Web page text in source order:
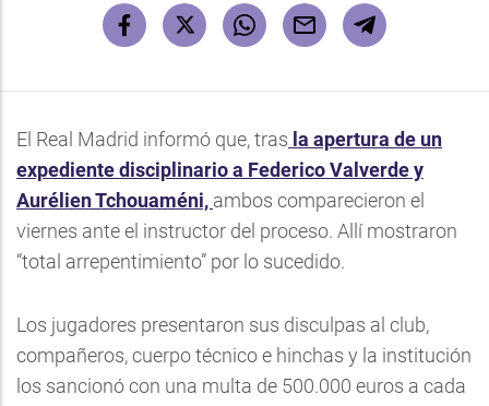
El Real Madrid informó que, tras la apertura de un
expediente disciplinario a Federico Valverde y
Aurélien Tchouaméni, ambos comparecieron el
viernes ante el instructor del proceso. Allí mostraron
“total arrepentimiento” por lo sucedido.
Los jugadores presentaron sus disculpas al club,
compañeros, cuerpo técnico e hinchas y la institución
los sancionó con una multa de 500.000 euros a cada